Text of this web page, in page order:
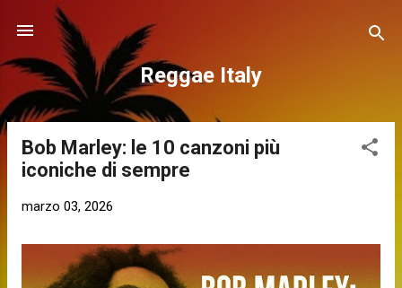
Passa ai contenuti principali
Reggae Italy
Bob Marley: le 10 canzoni più
iconiche di sempre
marzo 03, 2026